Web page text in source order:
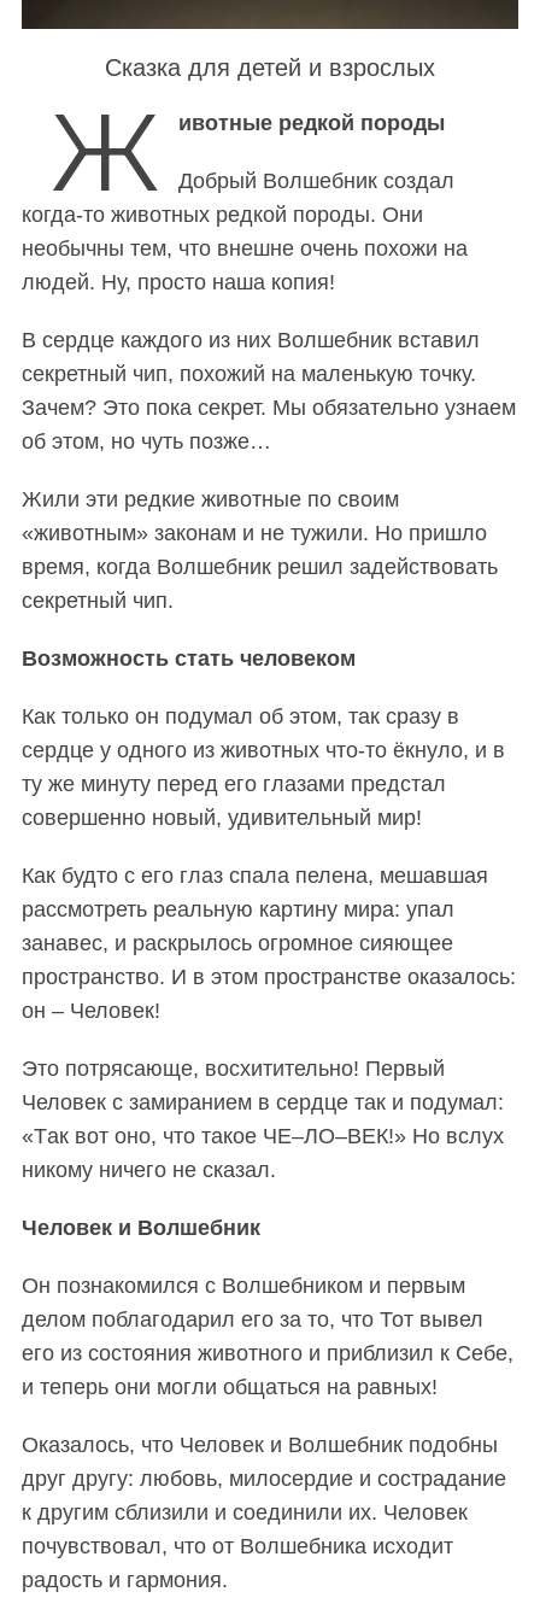
Сказка для детей и взрослых
Ж ивотные редкой породы
Добрый Волшебник создал
когда-то животных редкой породы. Они
необычны тем, что внешне очень похожи на
людей. Ну, просто наша копия!
В сердце каждого из них Волшебник вставил
секретный чип, похожий на маленькую точку.
Зачем? Это пока секрет. Мы обязательно узнаем
об этом, но чуть позже…
Жили эти редкие животные по своим
«животным» законам и не тужили. Но пришло
время, когда Волшебник решил задействовать
секретный чип.
Возможность стать человеком
Как только он подумал об этом, так сразу в
сердце у одного из животных что-то ёкнуло, и в
ту же минуту перед его глазами предстал
совершенно новый, удивительный мир!
Как будто с его глаз спала пелена, мешавшая
рассмотреть реальную картину мира: упал
занавес, и раскрылось огромное сияющее
пространство. И в этом пространстве оказалось:
он – Человек!
Это потрясающе, восхитительно! Первый
Человек с замиранием в сердце так и подумал:
«Tак вот оно, что такое ЧЕ–ЛО–ВЕК!» Но вслух
никому ничего не сказал.
Человек и Волшебник
Он познакомился с Волшебником и первым
делом поблагодарил его за то, что Тот вывел
его из состояния животного и приблизил к Себе,
и теперь они могли общаться на равных!
Оказалось, что Человек и Волшебник подобны
друг другу: любовь, милосердие и сострадание
к другим сблизили и соединили их. Человек
почувствовал, что от Волшебника исходит
радость и гармония.